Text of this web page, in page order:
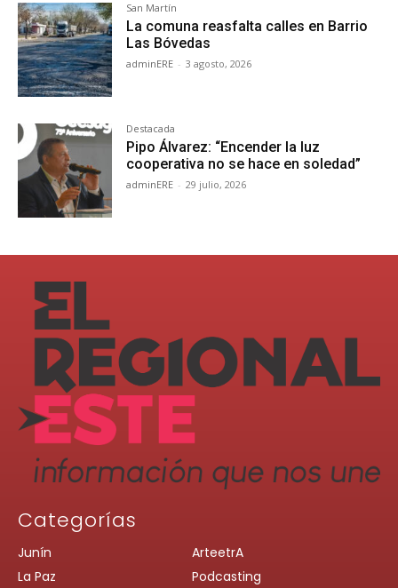
San Martín
La comuna reasfalta calles en Barrio
Las Bóvedas
adminERE - 3 agosto, 2026
Destacada
Pipo Álvarez: “Encender la luz
cooperativa no se hace en soledad”
adminERE - 29 julio, 2026
Categorías
Junín
La Paz
ArteetrA
Podcasting